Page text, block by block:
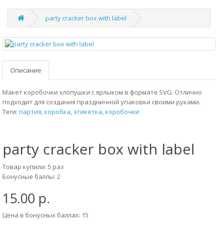
party cracker box with label
Описание
Макет коробочки хлопушки с ярлыком в формате SVG. Отлично
подходит для создания праздничной упаковки своими руками.
Теги: партия,коробка, этикетка,коробочки
party cracker box with label
Товар купили: 5 раз
Бонусные баллы: 2
15.00 р.
Цена в бонусных баллах: 15